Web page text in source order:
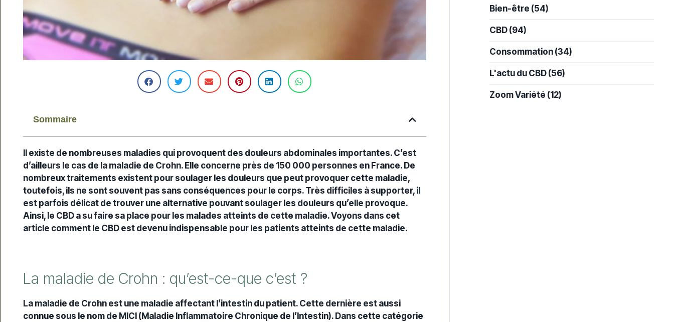
Sommaire
Il existe de nombreuses maladies qui provoquent des douleurs abdominales importantes. C’est
d’ailleurs le cas de la maladie de Crohn. Elle concerne près de 150 000 personnes en France. De
nombreux traitements existent pour soulager les douleurs que peut provoquer cette maladie,
toutefois, ils ne sont souvent pas sans conséquences pour le corps. Très difficiles à supporter, il
est parfois délicat de trouver une alternative pouvant soulager les douleurs qu’elle provoque.
Ainsi, le CBD a su faire sa place pour les malades atteints de cette maladie. Voyons dans cet
article comment le CBD est devenu indispensable pour les patients atteints de cette maladie.
La maladie de Crohn : qu’est-ce-que c’est ?
La maladie de Crohn est une maladie affectant l’intestin du patient. Cette dernière est aussi
connue sous le nom de MICI (Maladie Inflammatoire Chronique de l’Intestin). Dans cette catégorie
Bien-être (54)
CBD(94)
Consommation(34)
L'actu du CBD(56)
Zoom Variété (12)